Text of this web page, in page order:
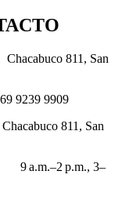
San
San
p.m., 3–